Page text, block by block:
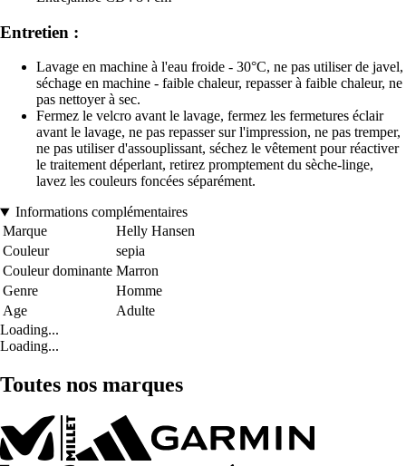
Entretien :
Lavage en machine à l'eau froide - 30°C, ne pas utiliser de javel,
séchage en machine - faible chaleur, repasser à faible chaleur, ne
pas nettoyer à sec.
Fermez le velcro avant le lavage, fermez les fermetures éclair
avant le lavage, ne pas repasser sur l'impression, ne pas tremper,
ne pas utiliser d'assouplissant, séchez le vêtement pour réactiver
le traitement déperlant, retirez promptement du sèche-linge,
lavez les couleurs foncées séparément.
Informations complémentaires
Marque
Helly Hansen
Couleur
sepia
Couleur dominante Marron
Genre
Homme
Age
Adulte
Loading...
Loading...
Toutes nos marques